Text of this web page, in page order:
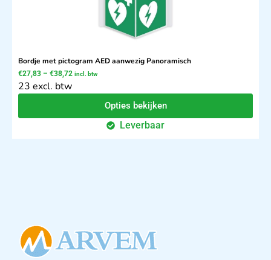
Bordje met pictogram AED aanwezig Panoramisch
€27,83 – €38,72 incl. btw
23 excl. btw
Opties bekijken
Leverbaar